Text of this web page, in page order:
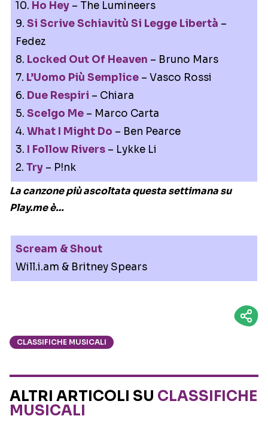
10. Ho Hey – The Lumineers
9. Si Scrive Schiavitù Si Legge Libertà –
Fedez
8. Locked Out Of Heaven – Bruno Mars
7. L’Uomo Più Semplice – Vasco Rossi
6. Due Respiri – Chiara
5. Scelgo Me – Marco Carta
4. What I Might Do – Ben Pearce
3.
I Follow Rivers – Lykke Li
2. Try – P!nk
La canzone più ascoltata questa settimana su
Play.me è…
Scream & Shout
Will.i.am & Britney Spears
CLASSIFICHE MUSICALI
ALTRI ARTICOLI SU CLASSIFICHE
MUSICALI